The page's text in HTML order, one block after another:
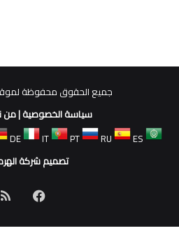
جميع الحقوق محفوظة لموقع
سياسة الخصوصية|من
DE IT PT RU
ES
تصميم شركة الهرم
فيسبوك